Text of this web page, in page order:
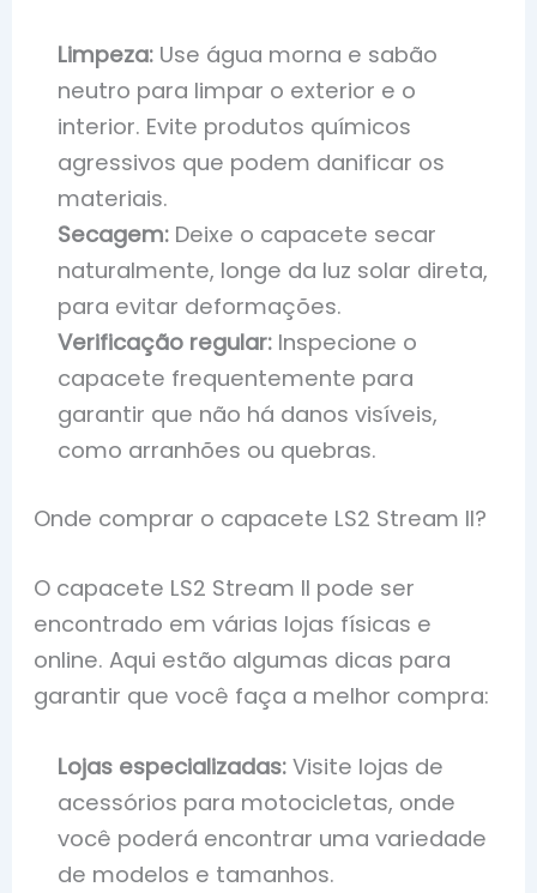
Limpeza: Use água morna e sabão
neutro para limpar o exterior e o
interior. Evite produtos químicos
agressivos que podem danificar os
materiais.
Secagem: Deixe o capacete secar
naturalmente, longe da luz solar direta,
para evitar deformações.
Verificação regular: Inspecione o
capacete frequentemente para
garantir que não há danos visíveis,
como arranhões ou quebras.
Onde comprar o capacete LS2 Stream II?
O capacete LS2 Stream II pode ser
encontrado em várias lojas físicas e
online. Aqui estão algumas dicas para
garantir que você faça a melhor compra:
Lojas especializadas: Visite lojas de
acessórios para motocicletas, onde
você poderá encontrar uma variedade
de modelos e tamanhos.